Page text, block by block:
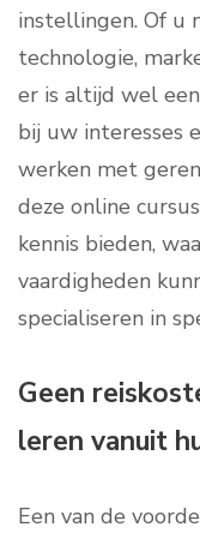
instellingen. Of u
technologie,
er is altijd wel
bij uw interesses
werken met
deze online
kennis bieden,
vaardigheden
specialiseren in
Geen
leren vanuit
Een van de